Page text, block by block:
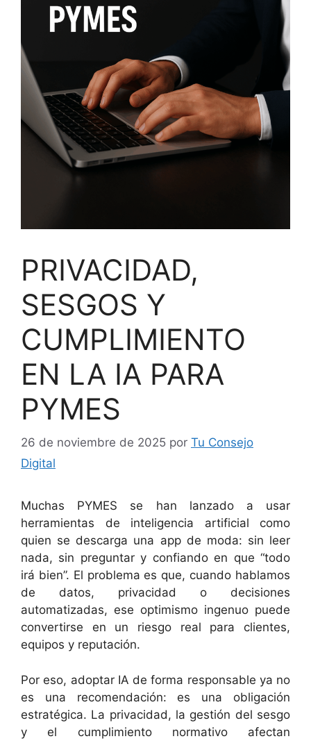
PRIVACIDAD,
SESGOS Y
CUMPLIMIENTO
EN LA IA PARA
PYMES
26 de noviembre de 2025 por Tu Consejo
Digital
Muchas PYMES se han lanzado a usar
herramientas de inteligencia artificial como
quien se descarga una app de moda: sin leer
nada, sin preguntar y confiando en que “todo
irá bien”. El problema es que, cuando hablamos
de datos, privacidad o decisiones
automatizadas, ese optimismo ingenuo puede
convertirse en un riesgo real para clientes,
equipos y reputación.
Por eso, adoptar IA de forma responsable ya no
es una recomendación: es una obligación
estratégica. La privacidad, la gestión del sesgo
y el cumplimiento normativo afectan